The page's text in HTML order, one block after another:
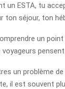
un ESTA, tu
ton séjour, ton
un point
un problème
il est souvent